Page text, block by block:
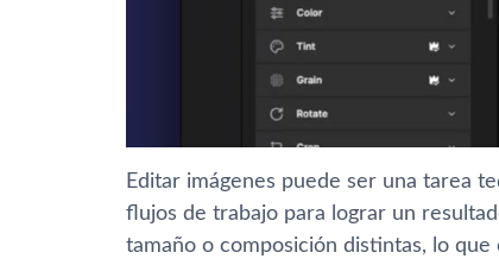
Editar imágenes puede ser una tarea
flujos de trabajo para lograr un
tamaño o composición distintas, lo